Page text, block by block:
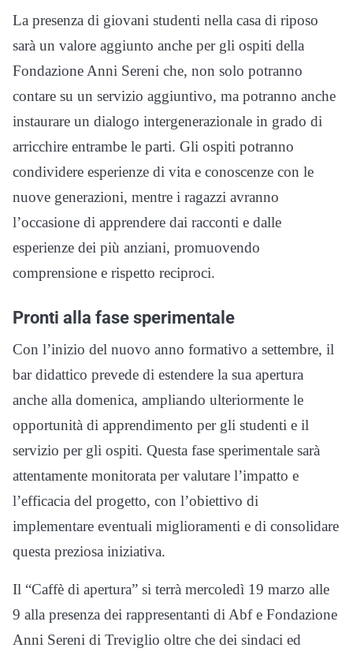
La presenza di giovani studenti nella casa di riposo
sarà un valore aggiunto anche per gli ospiti della
Fondazione Anni Sereni che, non solo potranno
contare su un servizio aggiuntivo, ma potranno anche
instaurare un dialogo intergenerazionale in grado di
arricchire entrambe le parti. Gli ospiti potranno
condividere esperienze di vita e conoscenze con le
nuove generazioni, mentre i ragazzi avranno
l’occasione di apprendere dai racconti e dalle
esperienze dei più anziani, promuovendo
comprensione e rispetto reciproci.
Pronti alla fase sperimentale
Con l’inizio del nuovo anno formativo a settembre, il
bar didattico prevede di estendere la sua apertura
anche alla domenica, ampliando ulteriormente le
opportunità di apprendimento per gli studenti e il
servizio per gli ospiti. Questa fase sperimentale sarà
attentamente monitorata per valutare l’impatto e
l’efficacia del progetto, con l’obiettivo di
implementare eventuali miglioramenti e di consolidare
questa preziosa iniziativa.
Il “Caffè di apertura” si terrà mercoledì 19 marzo alle
9 alla presenza dei rappresentanti di Abf e Fondazione
Anni Sereni di Treviglio oltre che dei sindaci ed